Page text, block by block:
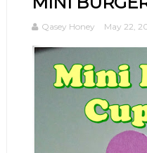
Qasey Honey May 22,